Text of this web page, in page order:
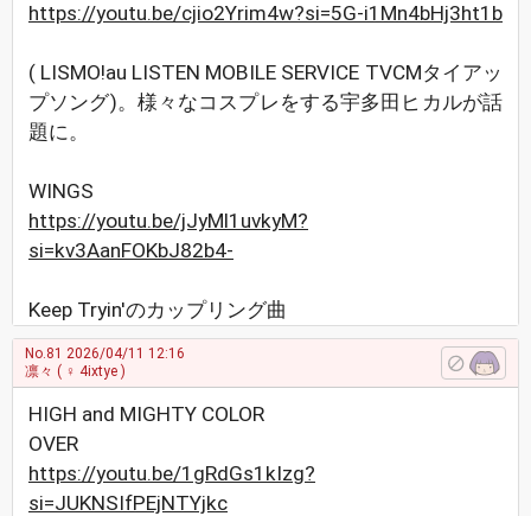
https://youtu.be/cjio2Yrim4w?si=5G-i1Mn4bHj3ht1b
( LISMO!au LISTEN MOBILE SERVICE TVCMタイアッ
プソング)。様々なコスプレをする宇多田ヒカルが話
題に。
WINGS
https://youtu.be/jJyMl1uvkyM?
si=kv3AanFOKbJ82b4-
Keep Tryin'のカップリング曲
No.81 2026/04/11 12:16
凛々 ( ♀ 4ixtye )
HIGH and MIGHTY COLOR
OVER
https://youtu.be/1gRdGs1kIzg?
si=JUKNSIfPEjNTYjkc